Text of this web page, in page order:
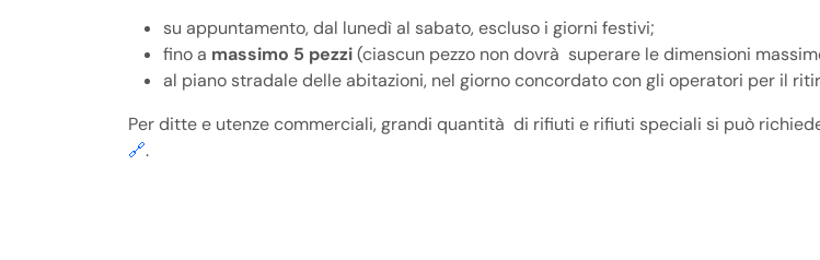
su appuntamento, dal lunedì al sabato, escluso i giorni festivi;
fino a massimo 5 pezzi(ciascun pezzo non dovrà superare le dimensioni
al piano stradale delle abitazioni, nel giorno concordato con gli operatori per il
Per ditte e utenze commerciali, grandi quantità di rifiuti e rifiuti speciali si può
🔗.